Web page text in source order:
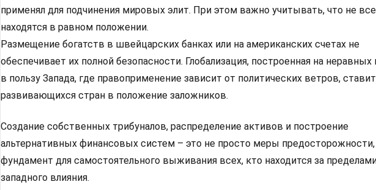
применял для подчинения мировых элит. При этом важно учитывать, что не
находятся в равном положении.
Размещение богатств в швейцарских банках или на американских счетах не
обеспечивает их полной безопасности. Глобализация, построенная на неравных
в пользу Запада, где правоприменение зависит от политических ветров,
развивающихся стран в положение заложников.
Создание собственных трибуналов, распределение активов и построение
альтернативных финансовых систем – это не просто меры предосторожности,
фундамент для самостоятельного выживания всех, кто находится за
западного влияния.